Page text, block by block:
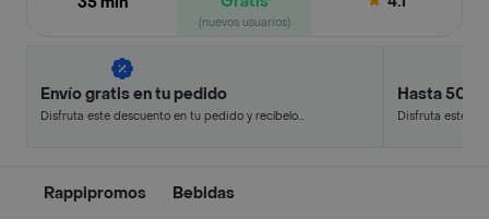
(nuevos usuarios)
Envío gratis en tu pedido
Disfruta este descuento en tu pedido y recíbelo
Hasta 50%
Disfruta este
Rappipromos Bebidas